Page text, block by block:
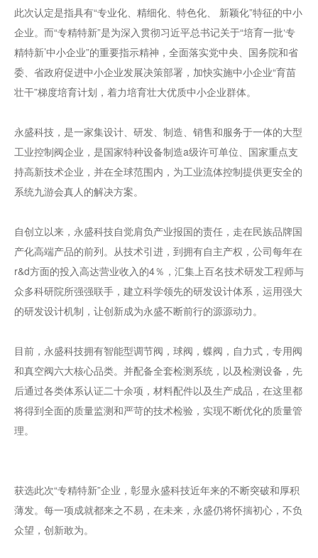
此次认定是指具有“专业化、精细化、特色化、 新颖化”特征的中小
企业。而“专精特新”是为深入贯彻习近平总书记关于“培育一批‘专
精特新’中小企业”的重要指示精神，全面落实党中央、国务院和省
委、省政府促进中小企业发展决策部署，加快实施中小企业“育苗
壮干”梯度培育计划，着力培育壮大优质中小企业群体。
永盛科技，是一家集设计、研发、制造、销售和服务于一体的大型
工业控制阀企业，是国家特种设备制造a级许可单位、国家重点支
持高新技术企业，并在全球范围内，为工业流体控制提供更安全的
系统九游会真人的解决方案。
自创立以来，永盛科技自觉肩负产业报国的责任，走在民族品牌国
产化高端产品的前列。从技术引进，到拥有自主产权，公司每年在
r&d方面的投入高达营业收入的4％，汇集上百名技术研发工程师与
众多科研院所强强联手，建立科学领先的研发设计体系，运用强大
的研发设计机制，让创新成为永盛不断前行的源源动力。
目前，永盛科技拥有智能型调节阀，球阀，蝶阀，自力式，专用阀
和真空阀六大核心品类。并配备全套检测系统，以及检测设备，先
后通过各类体系认证二十余项，材料配件以及生产成品，在这里都
将得到全面的质量监测和严苛的技术检验，实现不断优化的质量管
理。
获选此次“专精特新”企业，彰显永盛科技近年来的不断突破和厚积
薄发。每一项成就都来之不易，在未来，永盛仍将怀揣初心，不负
众望，创新敢为。